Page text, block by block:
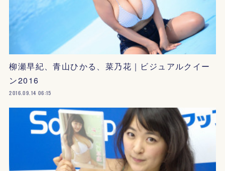
柳瀬早紀、青山ひかる、菜乃花｜ビジュアルクイー
ン2016
2016.09.14 06:15